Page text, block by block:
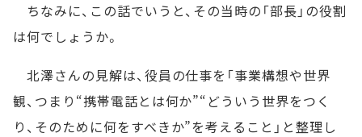
ちなみに、この話でいうと、その当時の「部長」の役割
は何でしょうか。
北澤さんの見解は、役員の仕事を「事業構想や世界
観、つまり“携帯電話とは何か”“どういう世界をつく
り、そのために何をすべきか”を考えること」と整理し